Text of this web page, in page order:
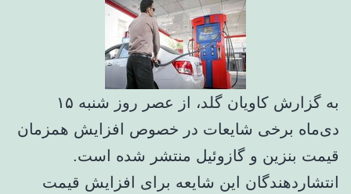
به گزارش کاویان گلد، از عصر روز شنبه ۱۵
دی‌ماه برخی شایعات در خصوص افزایش همزمان
قیمت بنزین و گازوئیل منتشر شده است.
انتشاردهندگان این شایعه برای افزایش قیمت